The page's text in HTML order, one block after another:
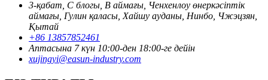
3-қабат, С блогы, В аймағы, Ченхенлоу өнеркәсіптік
аймағы, Гулин қаласы, Хайшу ауданы, Нинбо, Чжэцзян,
Қытай
+86 13857852461
Аптасына 7 күн 10:00-ден 18:00-ге дейін
xujingyi@easun-industry.com